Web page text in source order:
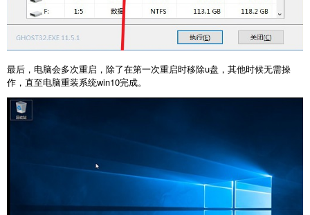
最后，电脑会多次重启，除了在第一次重启时移除u盘，其他时候无需操
作，直至电脑重装系统win10完成。